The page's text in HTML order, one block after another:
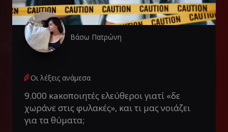
Βάσω Πατρώνη
Οι λέξεις ανάμεσα
9.000 κaκοποιητές ελεύθεροι γιατί «δε
χωράνε στις φυλακές», και τι μας νοιάζει
για τα θύματα;